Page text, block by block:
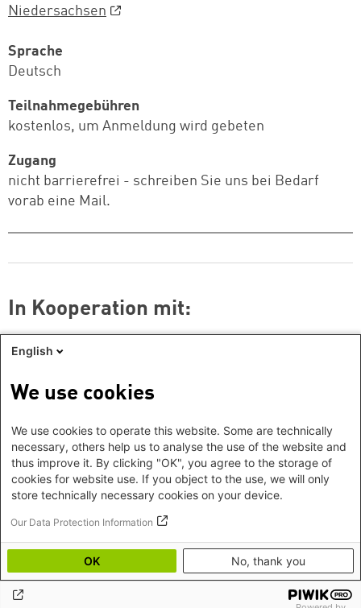
Niedersachsen
Sprache
Deutsch
Teilnahmegebühren
kostenlos, um Anmeldung wird gebeten
Zugang
nicht barrierefrei - schreiben Sie uns bei Bedarf
vorab eine Mail.
In Kooperation mit:
Logo: pro familia Osnabrück
©2026 Heinrich-Böll-Stiftung
menu
Datenschutz
Hygienehinweise
English
We use cookies
We use cookies to operate this website. Some are technically
necessary, others help us to analyse the use of the website and
thus improve it. By clicking "OK", you agree to the storage of
cookies for website use. If you object to the use, we will only
store technically necessary cookies on your device.
Our Data Protection Information
OK No, thank you